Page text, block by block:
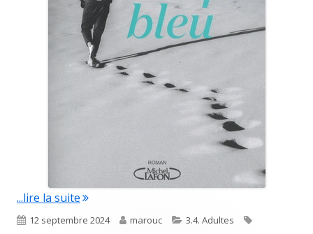
...lire la suite"Le temps bleu"
Published
12 septembre 2024 Author
marouc Categories
3.4. Adultes